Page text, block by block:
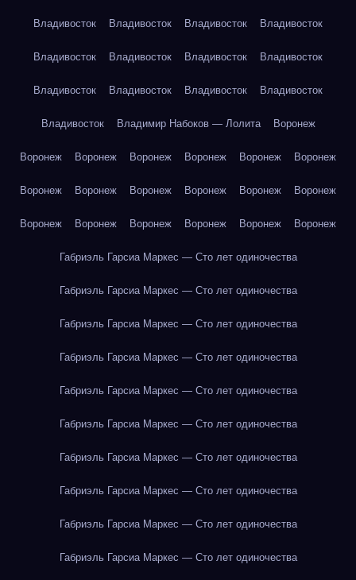
Владивосток Владивосток Владивосток Владивосток
Владивосток Владивосток Владивосток Владивосток
Владивосток Владивосток Владивосток Владивосток
Владивосток Владимир Набоков — Лолита Воронеж
Воронеж Воронеж Воронеж Воронеж Воронеж Воронеж
Воронеж Воронеж Воронеж Воронеж Воронеж Воронеж
Воронеж Воронеж Воронеж Воронеж Воронеж Воронеж
Габриэль Гарсиа Маркес — Сто лет одиночества
Габриэль Гарсиа Маркес — Сто лет одиночества
Габриэль Гарсиа Маркес — Сто лет одиночества
Габриэль Гарсиа Маркес — Сто лет одиночества
Габриэль Гарсиа Маркес — Сто лет одиночества
Габриэль Гарсиа Маркес — Сто лет одиночества
Габриэль Гарсиа Маркес — Сто лет одиночества
Габриэль Гарсиа Маркес — Сто лет одиночества
Габриэль Гарсиа Маркес — Сто лет одиночества
Габриэль Гарсиа Маркес — Сто лет одиночества